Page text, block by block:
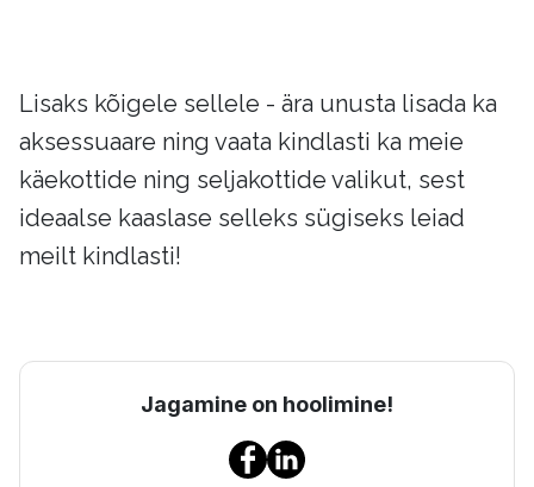
Lisaks kõigele sellele - ära unusta lisada ka
aksessuaare ning vaata kindlasti ka meie
käekottide ning seljakottide valikut, sest
ideaalse kaaslase selleks sügiseks leiad
meilt kindlasti!
Jagamine on hoolimine!